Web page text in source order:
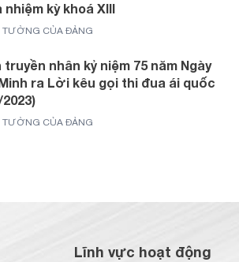
kỳ khoá XIII
TƯỞNG CỦA ĐẢNG
nhân kỷ niệm 75 năm Ngày
ra Lời kêu gọi thi đua ái quốc
TƯỞNG CỦA ĐẢNG
Lĩnh vực hoạt động